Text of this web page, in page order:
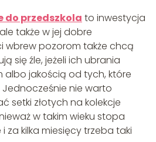
do przedszkola to inwestycja
także w jej dobre
wbrew pozorom także chcą
się źle, jeżeli ich ubrania
jakością od tych, które
nie warto
setki złotych na kolekcje
w takim wieku stopa
za kilka miesięcy trzeba taki